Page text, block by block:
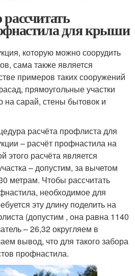
для крыши
которую можно соорудить
сама также является
примеров таких сооружений
прямоугольные участки
сарай, стены бытовок и
расчёта профлиста для
– расчёт профнастила на
этого расчёта является
– допустим, за вычетом
метрам. Чтобы рассчитать
необходимое для
эту длину поделить на
(допустим , она равна 1140
– 26,32 округляем в
вывод, что для такого забора
профнастила.